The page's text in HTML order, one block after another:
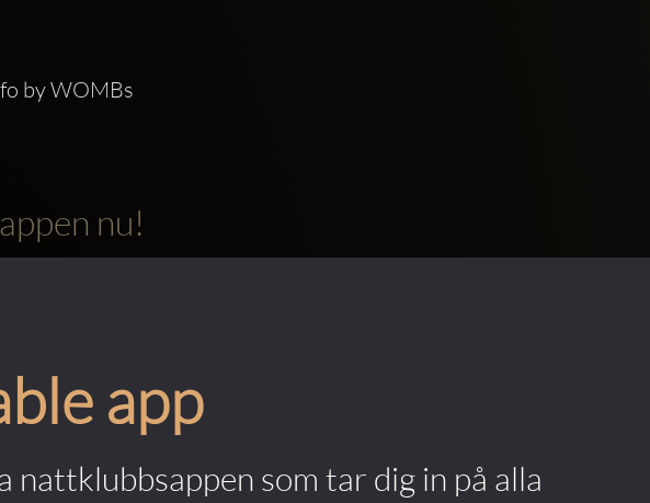
by WOMBs
nu!
app
nattklubbsappen som tar dig in på alla